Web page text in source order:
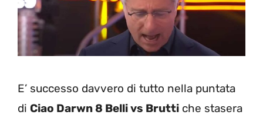
E’ successo davvero di tutto nella puntata
di Ciao Darwn 8 Belli vs Brutti che stasera